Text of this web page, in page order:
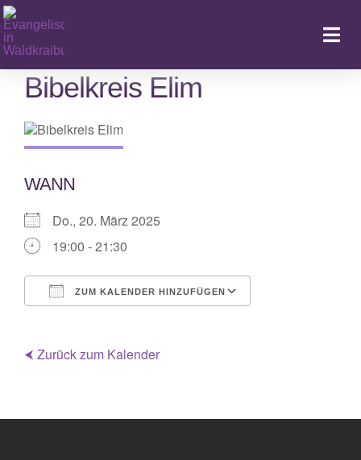
Zum
Inhalt
springen
Bibelkreis Elim
WANN
Do., 20. März 2025
19:00 - 21:30
ZUM KALENDER HINZUFÜGEN
⮜ Zurück zum Kalender